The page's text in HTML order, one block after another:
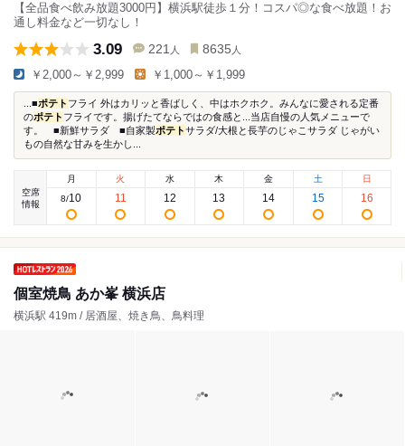
【全品食べ飲み放題3000円】横浜駅徒歩１分！コスパ◎な食べ放題！お
通し料金など一切なし！
3.09 221 人 8635 人
￥2,000～￥2,999 ￥1,000～￥1,999
...■ポテト フライ 外はカリッと香ばしく、中はホクホク。みんなに愛される定番
のポテト フライです。揚げたてならではの食感と...当店自慢の人気メニューで
す。 ■新鮮サラダ ■自家製ポテトサラダ/大根と長芋のじゃこサラダ じゃがい
もの自然な甘みを生かし...
空席
情報
月
8/10
火
11
水
12
木
13
金
14
土
15
日
16
個室焼鳥 あか峯 横浜店
横浜駅 419m / 居酒屋、焼き鳥、鳥料理